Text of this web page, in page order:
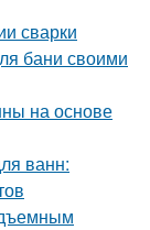
сварки
бани своими
на основе
ванн: